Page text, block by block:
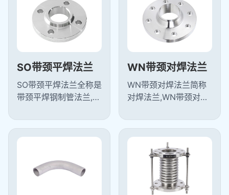
SO带颈平焊法兰
SO带颈平焊法兰全称是
带颈平焊钢制管法兰,是
兰内通过角焊缝与设备
WN带颈对焊法兰
WN带颈对焊法兰简称
对焊法兰,WN带颈对焊
管过渡的并与管子对焊
易变形密封好...